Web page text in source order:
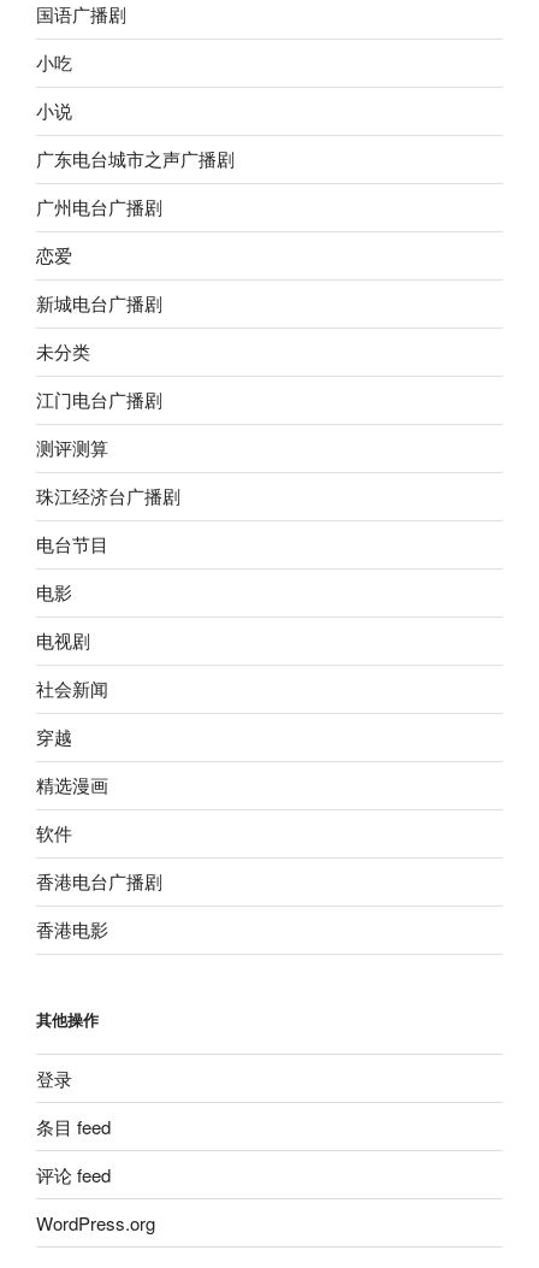
国语广播剧
小吃
小说
广东电台城市之声广播剧
广州电台广播剧
恋爱
新城电台广播剧
未分类
江门电台广播剧
测评测算
珠江经济台广播剧
电台节目
电影
电视剧
社会新闻
穿越
精选漫画
软件
香港电台广播剧
香港电影
其他操作
登录
条目 feed
评论 feed
WordPress.org